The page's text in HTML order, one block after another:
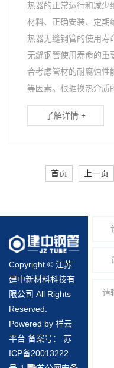
热器的正常运行和减少
材料、正确安装、定期
热器无缝钢管的使用寿
无缝钢管使用寿命的重
合考虑管材的耐腐蚀性
等因素。根据换热介质
了解详情 +
首页 上一页
Copyright © 江苏
建中新材料科技有
限公司 All Rights
Reserved.
Powered by 祥云
平台 备案号： 苏
ICP备20013222